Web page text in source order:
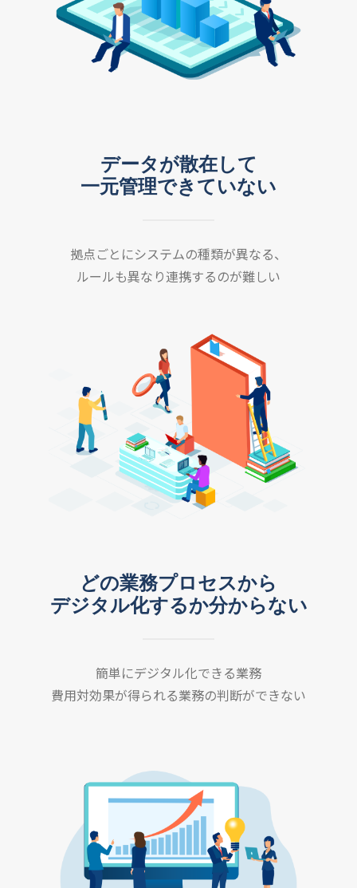
データが散在して
一元管理できていない
拠点ごとにシステムの種類が異なる、
ルールも異なり連携するのが難しい
どの業務プロセスから
デジタル化するか分からない
簡単にデジタル化できる業務
費用対効果が得られる業務の判断ができない